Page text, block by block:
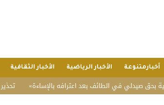
أخبارمتنوعة الأخبار الرياضية الأخبار الثقافية
تحذير عاجل صيدلي في الطائف بعد اعترافه بالإساءة